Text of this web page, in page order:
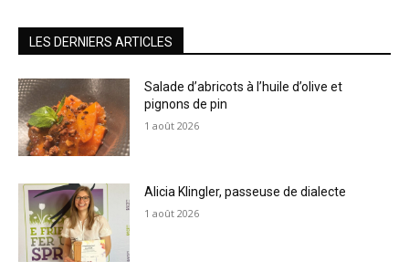
LES DERNIERS ARTICLES
Salade d’abricots à l’huile d’olive et
pignons de pin
1 août 2026
Alicia Klingler, passeuse de dialecte
1 août 2026